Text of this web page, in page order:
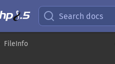
Search docs
FileInfo